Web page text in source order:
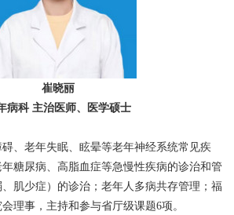
崔晓丽
病科 主治医师、医学硕士
老年失眠、眩晕等老年神经系统常见疾
糖尿病、高脂血症等急慢性疾病的诊治和管
肌少症）的诊治；老年人多病共存管理；福
理事，主持和参与省厅级课题6项。